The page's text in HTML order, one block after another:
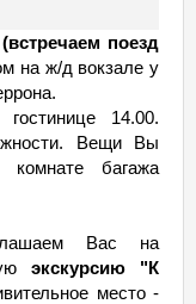
поезд
на ж/д вокзале у
14.00.
Вещи Вы
комнате багажа
Вас на
экскурсию "К
место -